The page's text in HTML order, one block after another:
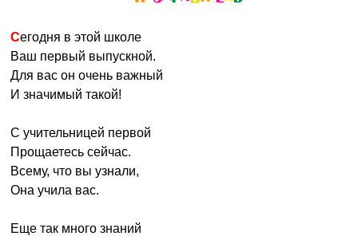
Сегодня в этой школе
Ваш первый выпускной.
Для вас он очень важный
И значимый такой!
С учительницей первой
Прощаетесь сейчас.
Всему, что вы узнали,
Она учила вас.
Еще так много знаний